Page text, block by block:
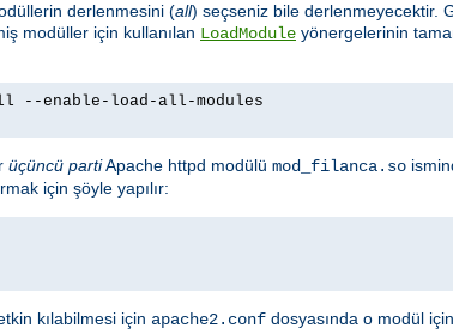
derlenmesini (all) seçseniz bile derlenmeyecektir.
modüller için kullanılan LoadModule yönergelerinin
--enable-load-all-modules
üçüncü partiApache httpd modülü mod_filanca.so
için şöyle yapılır:
kılabilmesi için apache2.conf dosyasında o modül